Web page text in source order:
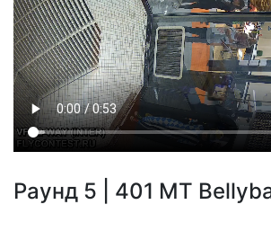
Раунд 5 | 401 МТ